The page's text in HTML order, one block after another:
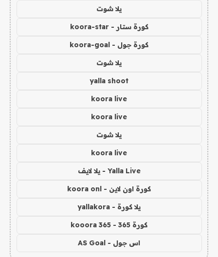
يلا شوت
كورة ستار - koora-star
كورة جول - koora-goal
يلا شوت
yalla shoot
koora live
koora live
يلا شوت
koora live
Yalla Live - يلا لايف
كورة اون لاين - koora onl
يلا كورة - yallakora
كورة 365 - kooora 365
اس جول - AS Goal